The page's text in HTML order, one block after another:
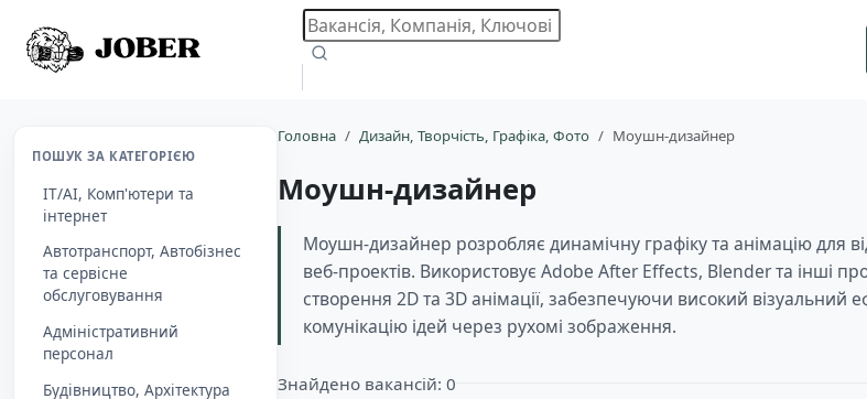
ПОШУК ЗА КАТЕГОРІЄЮ
IT/AI, Комп'ютери та
інтернет
Автотранспорт, Автобізнес
та сервісне
обслуговування
Адміністративний
персонал
Будівництво, Архітектура
Головна Дизайн, Творчість, Графіка, Фото Моушн-дизайнер
Моушн-дизайнер
Моушн-дизайнер розробляє динамічну графіку та анімацію для
веб-проектів. Використовує Adobe After Effects, Blender та інші
створення 2D та 3D анімації, забезпечуючи високий візуальний
комунікацію ідей через рухомі зображення.
Знайдено вакансій: 0